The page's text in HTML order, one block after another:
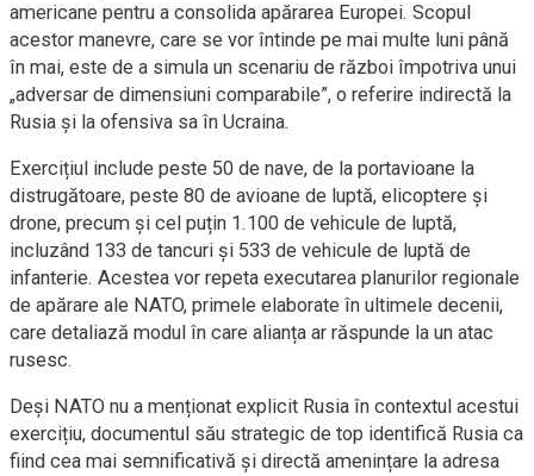
americane pentru a consolida apărarea Europei. Scopul
acestor manevre, care se vor întinde pe mai multe luni până
în mai, este de a simula un scenariu de război împotriva unui
„adversar de dimensiuni comparabile”, o referire indirectă la
Rusia și la ofensiva sa în Ucraina.
Exercițiul include peste 50 de nave, de la portavioane la
distrugătoare, peste 80 de avioane de luptă, elicoptere și
drone, precum și cel puțin 1.100 de vehicule de luptă,
incluzând 133 de tancuri și 533 de vehicule de luptă de
infanterie. Acestea vor repeta executarea planurilor regionale
de apărare ale NATO, primele elaborate în ultimele decenii,
care detaliază modul în care alianța ar răspunde la un atac
rusesc.
Deși NATO nu a menționat explicit Rusia în contextul acestui
exercițiu, documentul său strategic de top identifică Rusia ca
fiind cea mai semnificativă și directă amenințare la adresa